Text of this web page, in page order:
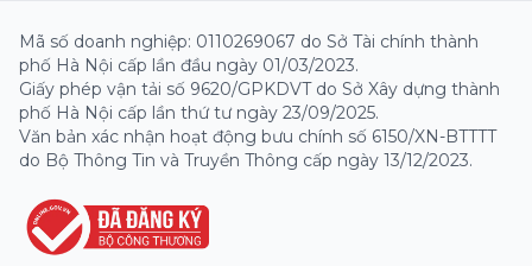
Mã số doanh nghiệp: 0110269067 do Sở Tài chính thành
phố Hà Nội cấp lần đầu ngày 01/03/2023.
Giấy phép vận tải số 9620/GPKDVT do Sở Xây dựng thành
phố Hà Nội cấp lần thứ tư ngày 23/09/2025.
Văn bản xác nhận hoạt động bưu chính số 6150/XN-BTTTT
do Bộ Thông Tin và Truyền Thông cấp ngày 13/12/2023.